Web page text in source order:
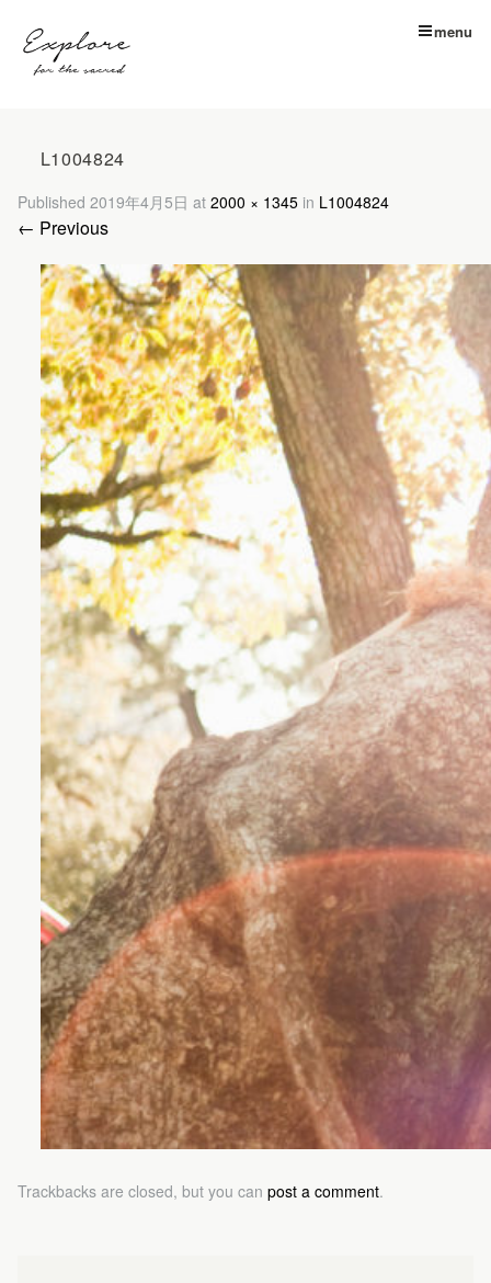
menu
L1004824
Published 2019年4月5日 at 2000 × 1345 in L1004824
← Previous
Trackbacks are closed, but you can post a comment.